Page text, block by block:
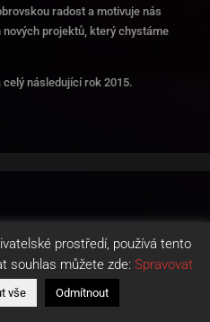
radost a motivuje nás
nových projektů, který chystáme
následující rok 2015.
prostředí, používá tento
souhlas můžete zde: Spravovat
vše Odmítnout